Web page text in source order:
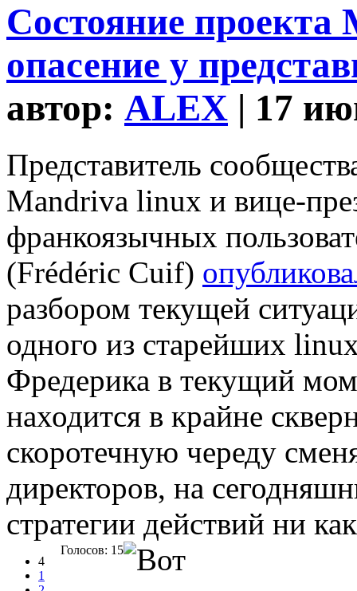
Состояние
опасение у
автор: ALEX | 17
Представитель
Mandriva linux и вице-
франкоязычных
(Frédéric Cuif)
разбором текущей
одного из старейших
Фредерика в текущий
находится в крайне
скоротечную череду
директоров, на
стратегии действий ни
4
1
Голосов: 15